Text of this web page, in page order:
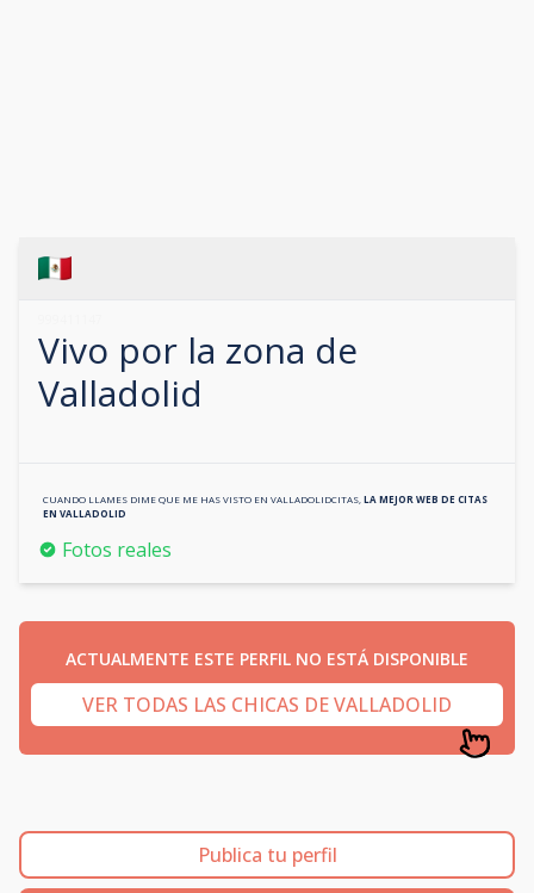
Vivo por la zona de
Valladolid
CUANDO LLAMES DIME QUE ME HAS VISTO EN VALLADOLIDCITAS LA MEJOR WEB DE CITAS
EN VALLADOLID
Fotos reales
ACTUALMENTE ESTE PERFIL NO ESTÁ DISPONIBLE
VER TODAS LAS CHICAS DE VALLADOLID
Publica tu perfil